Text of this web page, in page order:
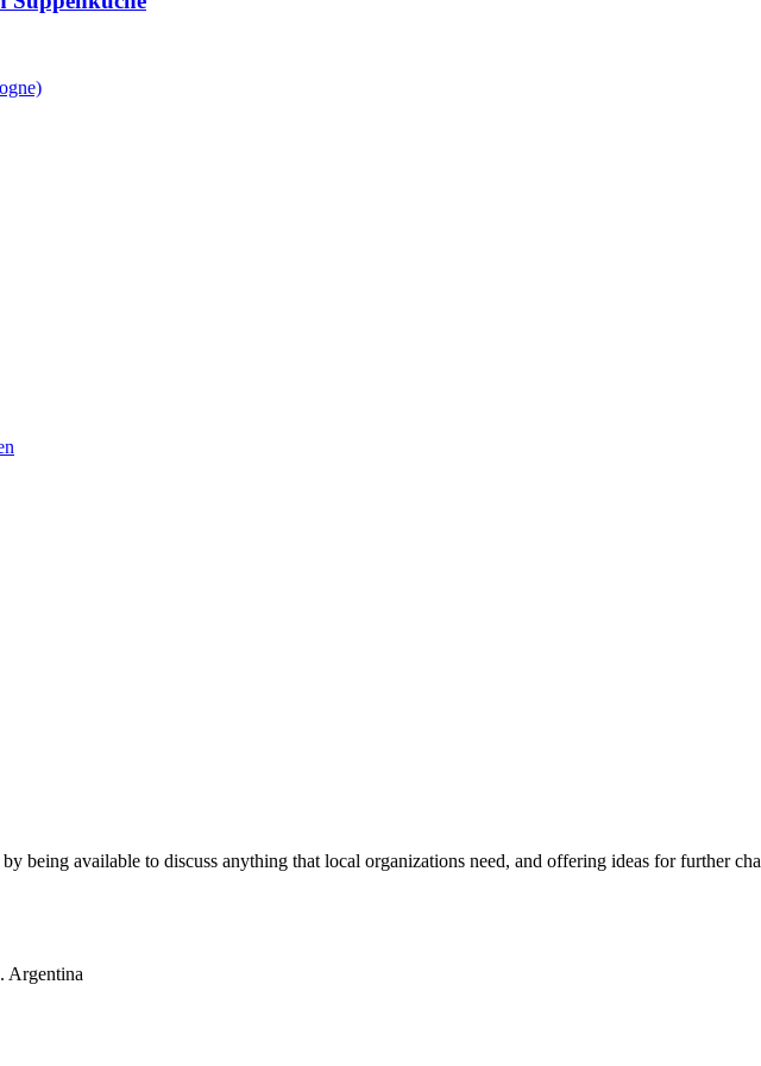
being available to discuss anything that local organizations need, and offering ideas for further
Argentina